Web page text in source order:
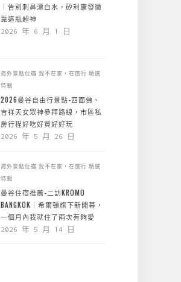
｜告別刺鼻漂白水，矽利康發黴
靠這瓶超神
2026 年 6 月 1 日
海外景點住宿 我不在家，在旅行 精選
特輯
2026曼谷自由行景點-四面佛、
吉祥天女眾神參拜路線，市區私
房行程好吃好買好好玩
2026 年 5 月 26 日
海外景點住宿 我不在家，在旅行 精選
特輯
曼谷住宿推薦-二訪KROMO
BANGKOK｜希爾頓旗下新開幕，
一個月內我就住了兩次有夠愛
2026 年 5 月 14 日